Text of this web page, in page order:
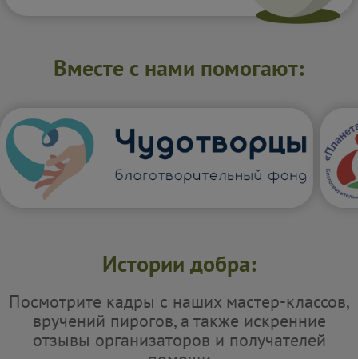
Вместе с нами помогают:
Истории добра:
Посмотрите кадры с наших мастер-классов,
вручений пирогов, а также искренние
отзывы организаторов и получателей